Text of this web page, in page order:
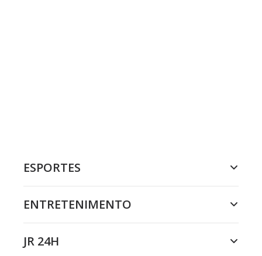
ESPORTES
ENTRETENIMENTO
JR 24H